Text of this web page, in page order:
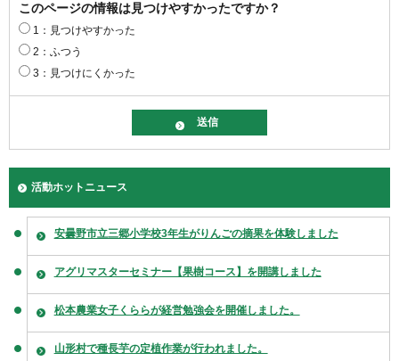
このページの情報は見つけやすかったですか？
1：見つけやすかった
2：ふつう
3：見つけにくかった
活動ホットニュース
安曇野市立三郷小学校3年生がりんごの摘果を体験しました
アグリマスターセミナー【果樹コース】を開講しました
松本農業女子くららが経営勉強会を開催しました。
山形村で種長芋の定植作業が行われました。